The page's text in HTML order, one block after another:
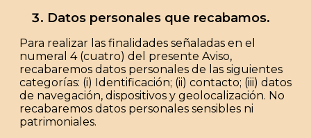
Datos personales que recabamos.
Para realizar las finalidades señaladas en el
numeral 4 (cuatro) del presente Aviso,
recabaremos datos personales de las siguientes
categorías: (i) Identificación; (ii) contacto; (iii) datos
de navegación, dispositivos y geolocalización. No
recabaremos datos personales sensibles ni
patrimoniales.